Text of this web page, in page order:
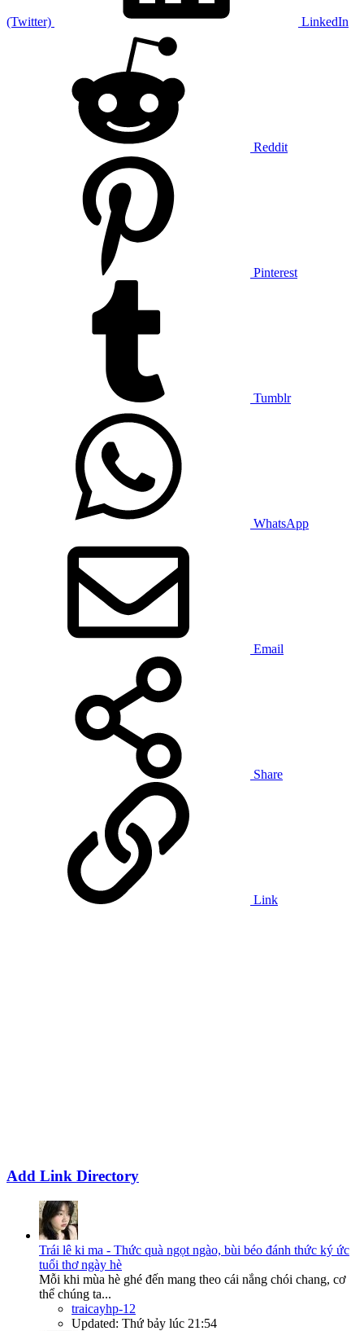
(Twitter) LinkedIn
Reddit
Pinterest
Tumblr
WhatsApp
Email
Share
Link
Add Link Directory
Trái lê ki ma - Thức quà ngọt ngào, bùi béo đánh thức ký ức
tuổi thơ ngày hè
Mỗi khi mùa hè ghé đến mang theo cái nắng chói chang, cơ
thể chúng ta...
traicayhp-12
Updated: Thứ bảy lúc 21:54